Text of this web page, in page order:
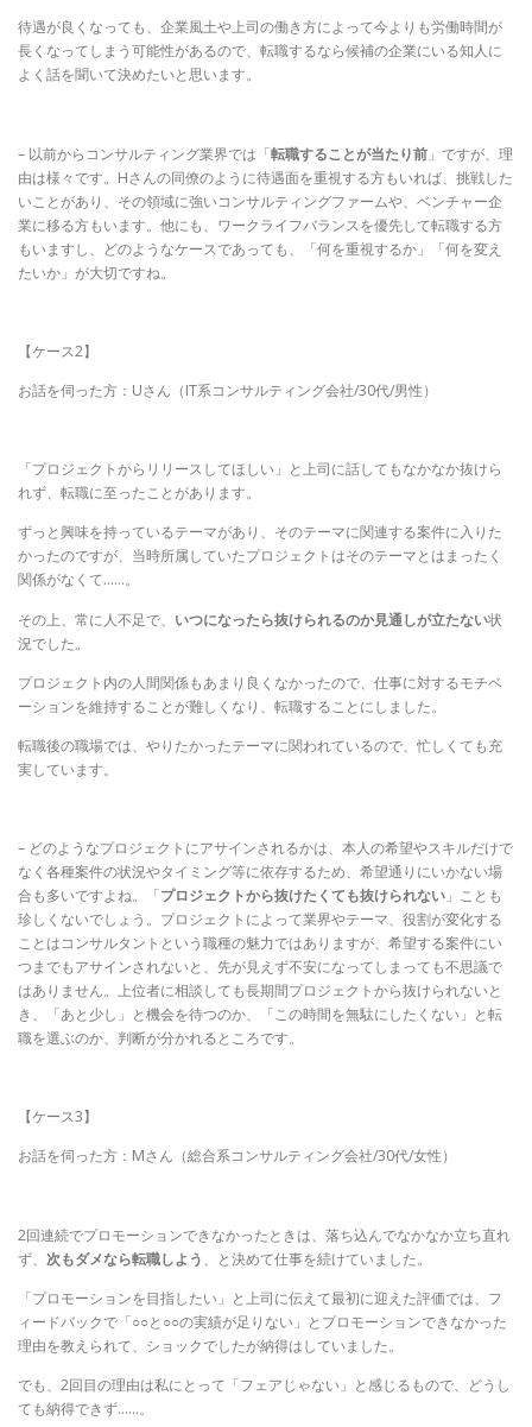
待遇が良くなっても、企業風土や上司の働き方によって今よりも労働時間が
長くなってしまう可能性があるので、転職するなら候補の企業にいる知人に
よく話を聞いて決めたいと思います。
– 以前からコンサルティング業界では「転職することが当たり前 」ですが、理
由は様々です。Hさんの同僚のように待遇面を重視する方もいれば、挑戦した
いことがあり、その領域に強いコンサルティングファームや、ベンチャー企
業に移る方もいます。他にも、ワークライフバランスを優先して転職する方
もいますし、どのようなケースであっても、「何を重視するか」「何を変え
たいか」が大切ですね。
【ケース2】
お話を伺った方：Uさん（IT系コンサルティング会社/30代/男性）
「プロジェクトからリリースしてほしい」と上司に話してもなかなか抜けら
れず、転職に至ったことがあります。
ずっと興味を持っているテーマがあり、そのテーマに関連する案件に入りた
かったのですが、当時所属していたプロジェクトはそのテーマとはまったく
関係がなくて……。
その上、常に人不足で、 いつになったら抜けられるのか見通しが立たない状
況でした。
プロジェクト内の人間関係もあまり良くなかったので、仕事に対するモチベ
ーションを維持することが難しくなり、転職することにしました。
転職後の職場では、やりたかったテーマに関われているので、忙しくても充
実しています。
– どのようなプロジェクトにアサインされるかは、本人の希望やスキルだけで
なく各種案件の状況やタイミング等に依存するため、希望通りにいかない場
合も多いですよね。「プロジェクトから抜けたくても抜けられない 」ことも
珍しくないでしょう。プロジェクトによって業界やテーマ、役割が変化する
ことはコンサルタントという職種の魅力ではありますが、希望する案件にい
つまでもアサインされないと、先が見えず不安になってしまっても不思議で
はありません。上位者に相談しても長期間プロジェクトから抜けられないと
き、「あと少し」と機会を待つのか、「この時間を無駄にしたくない」と転
職を選ぶのか、判断が分かれるところです。
【ケース3】
お話を伺った方：Mさん（総合系コンサルティング会社/30代/女性）
2回連続でプロモーションできなかったときは、落ち込んでなかなか立ち直れ
ず、 次もダメなら転職しよう、と決めて仕事を続けていました。
「プロモーションを目指したい」と上司に伝えて最初に迎えた評価では、フ
ィードバックで「○○と○○の実績が足りない」とプロモーションできなかった
理由を教えられて、ショックでしたが納得はしていました。
でも、2回目の理由は私にとって「フェアじゃない」と感じるもので、どうし
ても納得できず……。